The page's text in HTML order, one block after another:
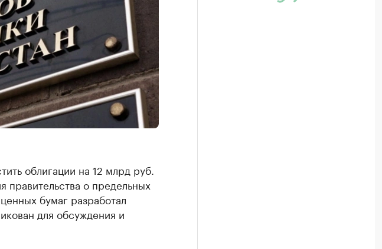
облигации на 12 млрд руб.
правительства о предельных
бумаг разработал
для обсуждения и